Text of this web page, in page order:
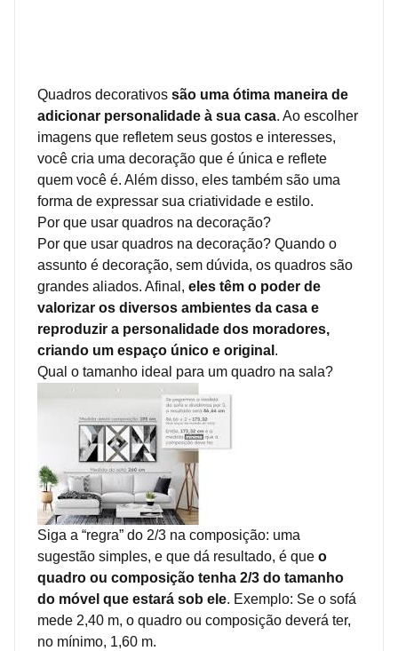
Quadros decorativos são uma ótima maneira de
adicionar personalidade à sua casa. Ao escolher
imagens que refletem seus gostos e interesses,
você cria uma decoração que é única e reflete
quem você é. Além disso, eles também são uma
forma de expressar sua criatividade e estilo.
Por que usar quadros na decoração?
Por que usar quadros na decoração? Quando o
assunto é decoração, sem dúvida, os quadros são
grandes aliados. Afinal, eles têm o poder de
valorizar os diversos ambientes da casa e
reproduzir a personalidade dos moradores,
criando um espaço único e original .
Qual o tamanho ideal para um quadro na sala?
Siga a “regra” do 2/3 na composição: uma
sugestão simples, e que dá resultado, é que o
quadro ou composição tenha 2/3 do tamanho
do móvel que estará sob ele. Exemplo: Se o sofá
mede 2,40 m, o quadro ou composição deverá ter,
no mínimo, 1,60 m.